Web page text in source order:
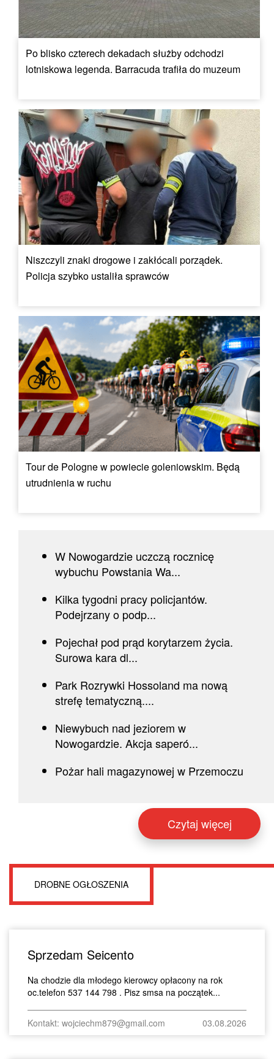
Po blisko czterech dekadach służby odchodzi
lotniskowa legenda. Barracuda trafiła do muzeum
Niszczyli znaki drogowe i zakłócali porządek.
Policja szybko ustaliła sprawców
Tour de Pologne w powiecie goleniowskim. Będą
utrudnienia w ruchu
W Nowogardzie uczczą rocznicę
wybuchu Powstania Wa...
Kilka tygodni pracy policjantów.
Podejrzany o podp...
Pojechał pod prąd korytarzem życia.
Surowa kara dl...
Park Rozrywki Hossoland ma nową
strefę tematyczną....
Niewybuch nad jeziorem w
Nowogardzie. Akcja saperó...
Pożar hali magazynowej w Przemoczu
Czytaj więcej
DROBNE OGŁOSZENIA
Sprzedam Seicento
Na chodzie dla młodego kierowcy opłacony na rok
oc.telefon 537 144 798 . Pisz smsa na początek...
Kontakt: wojciechm879@gmail.com 03.08.2026